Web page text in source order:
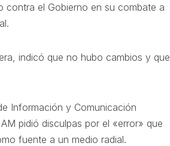
contra el Gobierno en su combate a
indicó que no hubo cambios y que
Información y Comunicación
pidió disculpas por el «error» que
fuente a un medio radial.